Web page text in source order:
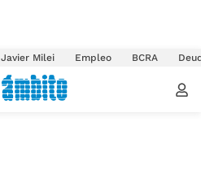
Javier Milei Empleo BCRA